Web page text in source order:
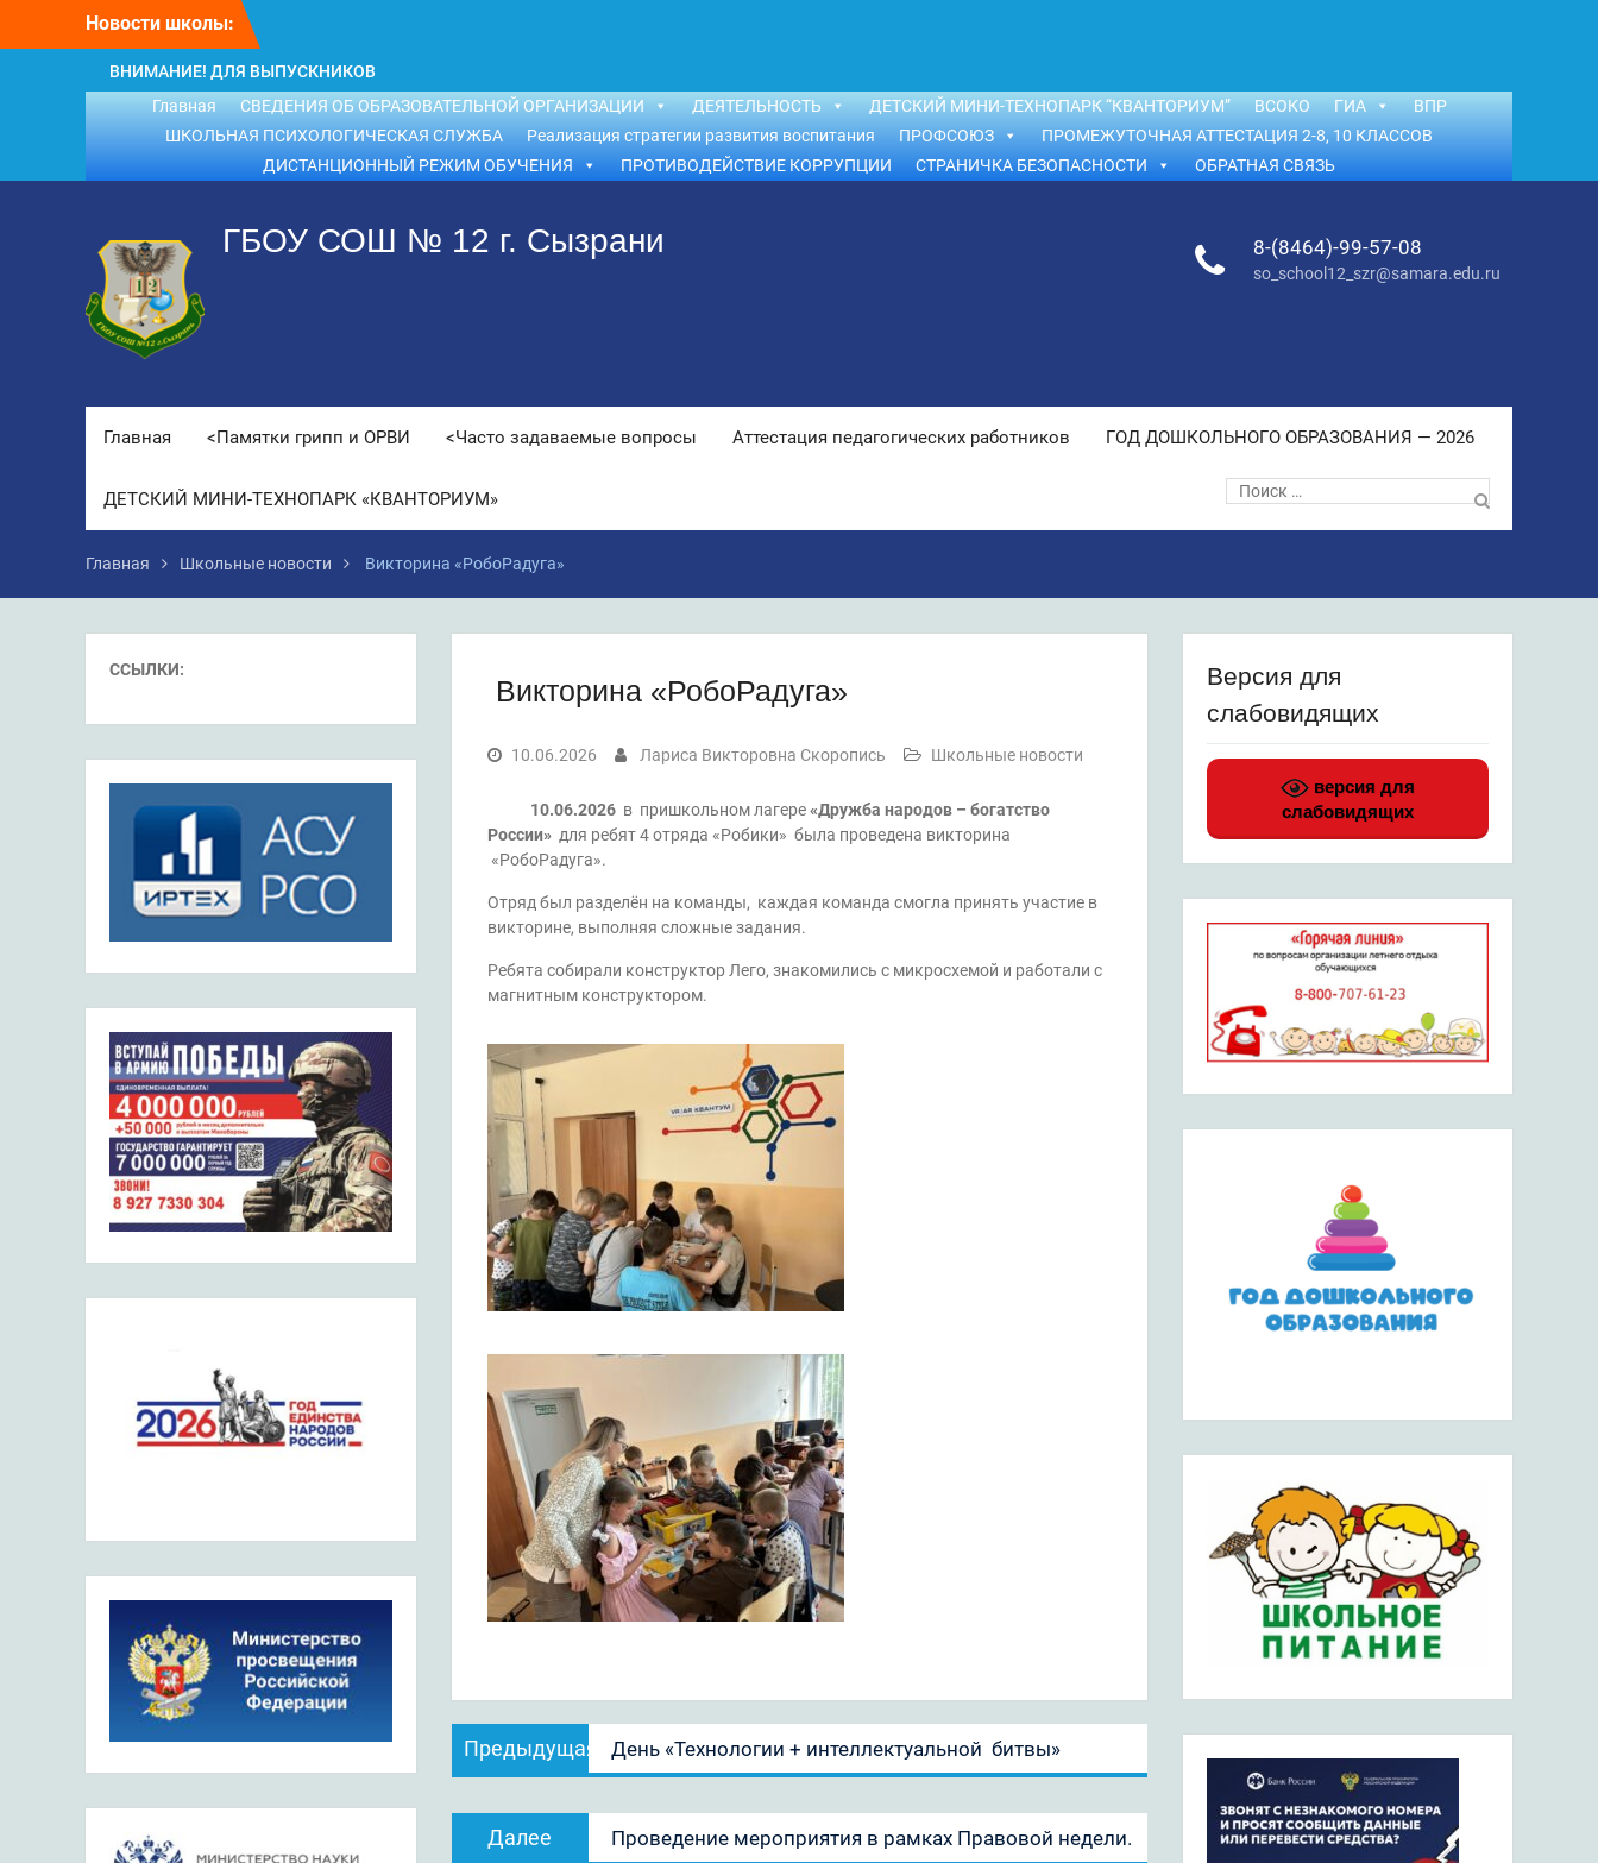
Новости школы:
ВНИМАНИЕ! ДЛЯ ВЫПУСКНИКОВ
ШКОЛЫ!Главная СВЕДЕНИЯ ОБ ОБРАЗОВАТЕЛЬНОЙ ОРГАНИЗАЦИИ ДЕЯТЕЛЬНОСТЬ ДЕТСКИЙ МИНИ-ТЕХНОПАРК “КВАНТОРИУМ” ВСОКО ГИА
ВПР
ШКОЛЬНАЯ ПСИХОЛОГИЧЕСКАЯ СЛУЖБА
Реализация стратегии развития воспитания ПРОФСОЮЗ
ПРОМЕЖУТОЧНАЯ АТТЕСТАЦИЯ 2-8, 10 КЛАССОВ
ДИСТАНЦИОННЫЙ РЕЖИМ ОБУЧЕНИЯ
ПРОТИВОДЕЙСТВИЕ КОРРУПЦИИ СТРАНИЧКА БЕЗОПАСНОСТИ ОБРАТНАЯ СВЯЗЬ
ГБОУ СОШ № 12 г. Сызрани 8-(8464)-99-57-08
so_school12_szr@samara.edu.ru
Главная <Памятки грипп и ОРВИ <Часто задаваемые вопросы Аттестация педагогических работников ГОД ДОШКОЛЬНОГО ОБРАЗОВАНИЯ — 2026
ДЕТСКИЙ МИНИ-ТЕХНОПАРК «КВАНТОРИУМ»
Поиск
по:
Главная Школьные новости Викторина «РобоРадуга»
Викторина «РобоРадуга»
10.06.2026 Лариса Викторовна Скоропись Школьные новости
10.06.2026в пришкольном лагере«Дружба народов – богатство
России»для ребят 4 отряда «Робики» была проведена викторина
«РобоРадуга».
Отряд был разделён на команды, каждая команда смогла принять участие в
викторине, выполняя сложные задания.
Ребята собирали конструктор Лего, знакомились с микросхемой и работали с
магнитным конструктором.
Навигация
по
Предыдущая
запись:
День «Технологии + интеллектуальной битвы»
Далее
запись:
Проведение мероприятия в рамках Правовой недели.
Версия для
слабовидящих
версия для
слабовидящих
ССЫЛКИ: